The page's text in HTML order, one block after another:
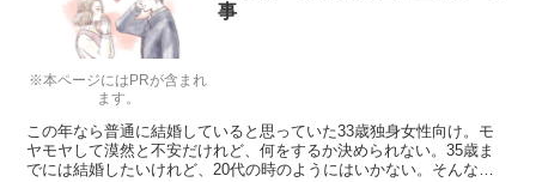
※本ページにはPRが含まれ
ます。
事
この年なら普通に結婚していると思っていた33歳独身女性向け。モ
ヤモヤして漠然と不安だけれど、何をするか決められない。35歳ま
でには結婚したいけれど、20代の時のようにはいかない。そんな時